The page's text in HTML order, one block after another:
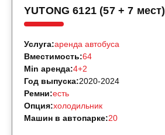
YUTONG 6121 (57 + 7 мест)
Услуга:аренда автобуса
Вместимость:64
Min аренда:4+2
Год выпуска:2020-2024
Ремни:есть
Опция:холодильник
Машин в автопарке:20